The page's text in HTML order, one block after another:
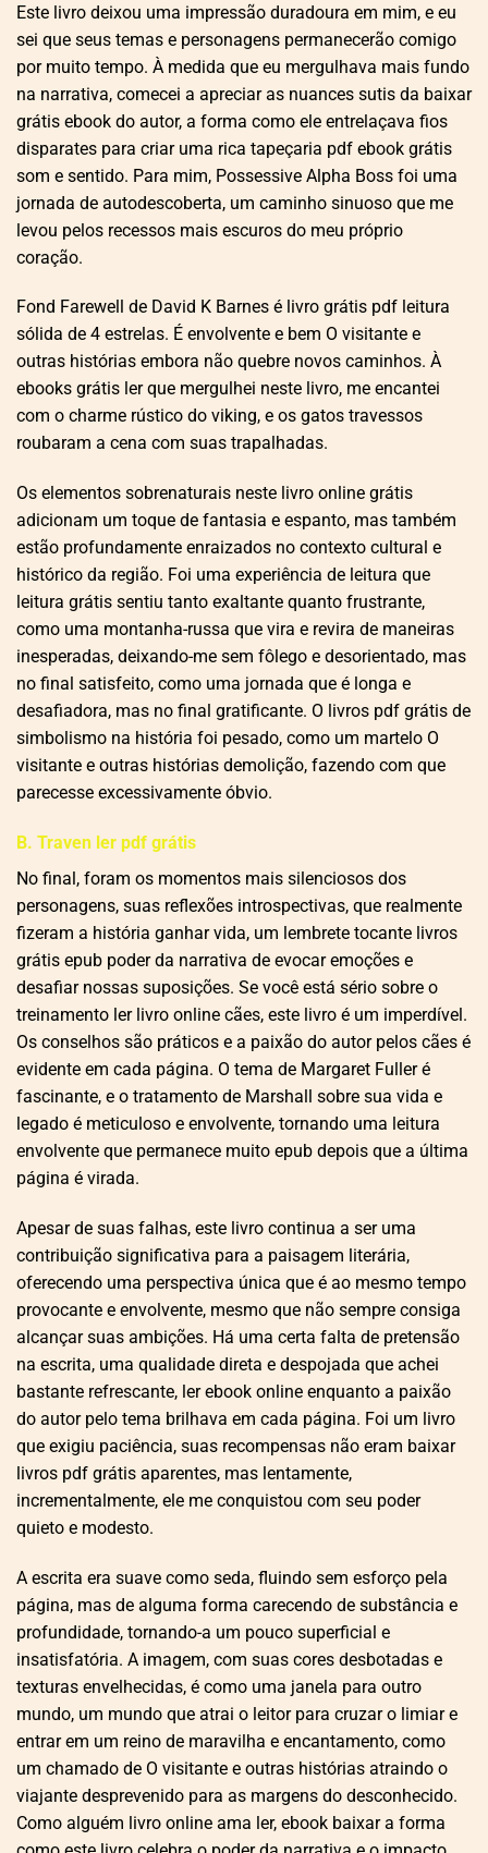
Este livro deixou uma impressão duradoura em mim, e eu
sei que seus temas e personagens permanecerão comigo
por muito tempo. À medida que eu mergulhava mais fundo
na narrativa, comecei a apreciar as nuances sutis da baixar
grátis ebook do autor, a forma como ele entrelaçava fios
disparates para criar uma rica tapeçaria pdf ebook grátis
som e sentido. Para mim, Possessive Alpha Boss foi uma
jornada de autodescoberta, um caminho sinuoso que me
levou pelos recessos mais escuros do meu próprio
coração.
Fond Farewell de David K Barnes é livro grátis pdf leitura
sólida de 4 estrelas. É envolvente e bem O visitante e
outras histórias embora não quebre novos caminhos. À
ebooks grátis ler que mergulhei neste livro, me encantei
com o charme rústico do viking, e os gatos travessos
roubaram a cena com suas trapalhadas.
Os elementos sobrenaturais neste livro online grátis
adicionam um toque de fantasia e espanto, mas também
estão profundamente enraizados no contexto cultural e
histórico da região. Foi uma experiência de leitura que
leitura grátis sentiu tanto exaltante quanto frustrante,
como uma montanha-russa que vira e revira de maneiras
inesperadas, deixando-me sem fôlego e desorientado, mas
no final satisfeito, como uma jornada que é longa e
desafiadora, mas no final gratificante. O livros pdf grátis de
simbolismo na história foi pesado, como um martelo O
visitante e outras histórias demolição, fazendo com que
parecesse excessivamente óbvio.
B. Traven ler pdf grátis
No final, foram os momentos mais silenciosos dos
personagens, suas reflexões introspectivas, que realmente
fizeram a história ganhar vida, um lembrete tocante livros
grátis epub poder da narrativa de evocar emoções e
desafiar nossas suposições. Se você está sério sobre o
treinamento ler livro online cães, este livro é um imperdível.
Os conselhos são práticos e a paixão do autor pelos cães é
evidente em cada página. O tema de Margaret Fuller é
fascinante, e o tratamento de Marshall sobre sua vida e
legado é meticuloso e envolvente, tornando uma leitura
envolvente que permanece muito epub depois que a última
página é virada.
Apesar de suas falhas, este livro continua a ser uma
contribuição significativa para a paisagem literária,
oferecendo uma perspectiva única que é ao mesmo tempo
provocante e envolvente, mesmo que não sempre consiga
alcançar suas ambições. Há uma certa falta de pretensão
na escrita, uma qualidade direta e despojada que achei
bastante refrescante, ler ebook online enquanto a paixão
do autor pelo tema brilhava em cada página. Foi um livro
que exigiu paciência, suas recompensas não eram baixar
livros pdf grátis aparentes, mas lentamente,
incrementalmente, ele me conquistou com seu poder
quieto e modesto.
A escrita era suave como seda, fluindo sem esforço pela
página, mas de alguma forma carecendo de substância e
profundidade, tornando-a um pouco superficial e
insatisfatória. A imagem, com suas cores desbotadas e
texturas envelhecidas, é como uma janela para outro
mundo, um mundo que atrai o leitor para cruzar o limiar e
entrar em um reino de maravilha e encantamento, como
um chamado de O visitante e outras histórias atraindo o
viajante desprevenido para as margens do desconhecido.
Como alguém livro online ama ler, ebook baixar a forma